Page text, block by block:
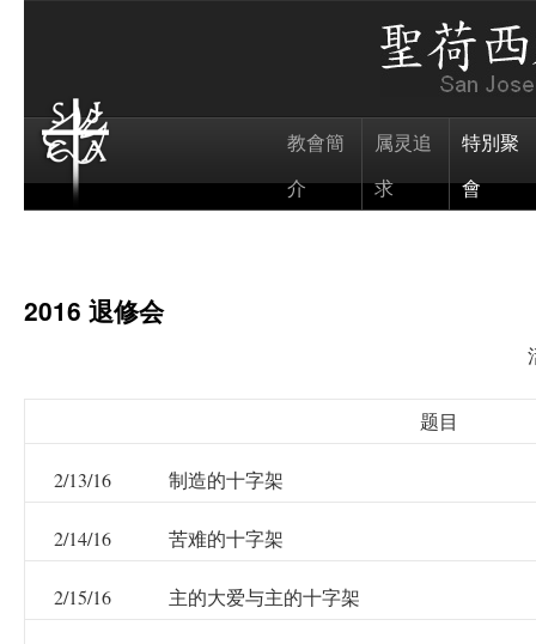
教會簡
介
属灵追
求
特別聚
會
2016 退修会
题目
2/13/16 制造的十字架
2/14/16 苦难的十字架
2/15/16 主的大爱与主的十字架